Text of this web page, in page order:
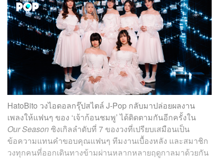
HatoBito วงไอดอลกรุ๊ปสไตล์ J-Pop กลับมาปล่อยผลงาน
เพลงให้แฟนๆ ของ ‘เจ้าก้อนชมพู’ ได้ติดตามกันอีกครั้งใน
Our Seasonซิงเกิลลำดับที่ 7 ของวงที่เปรียบเสมือนเป็น
ข้อความแทนคำขอบคุณแฟนๆ ทีมงานเบื้องหลัง และสมาชิก
วงทุกคนที่ออกเดินทางข้ามผ่านหลากหลายฤดูกาลมาด้วยกัน